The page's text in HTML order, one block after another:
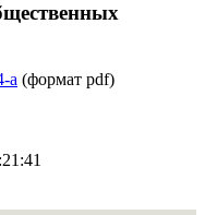
а (формат pdf)